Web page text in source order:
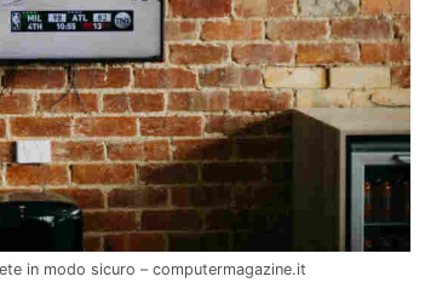
in modo sicuro – computermagazine.it